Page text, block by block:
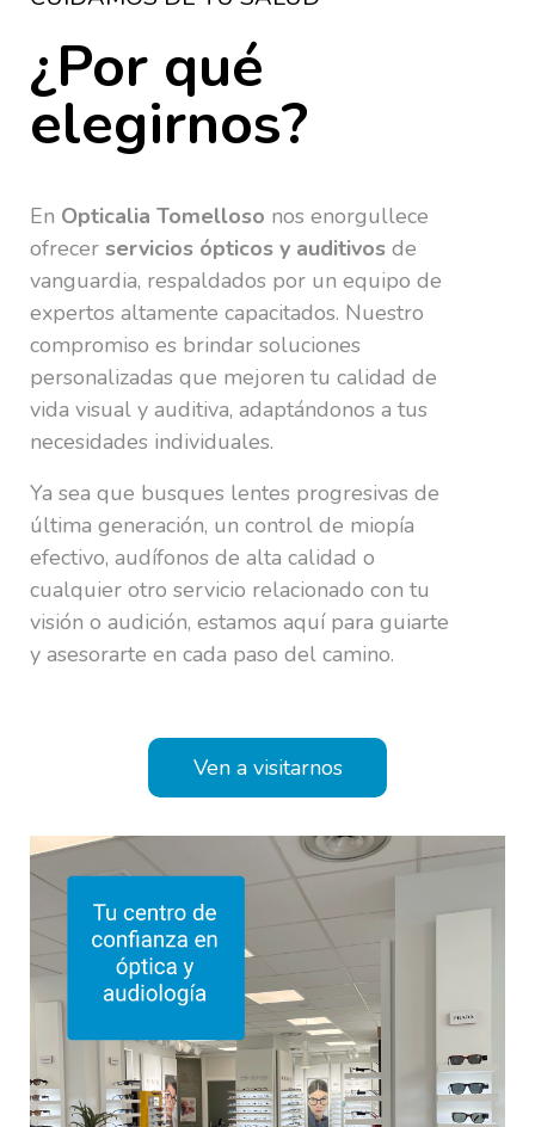
¿Por qué
elegirnos?
En Opticalia Tomelloso nos enorgullece
ofrecer servicios ópticos y auditivos de
vanguardia, respaldados por un equipo de
expertos altamente capacitados. Nuestro
compromiso es brindar soluciones
personalizadas que mejoren tu calidad de
vida visual y auditiva, adaptándonos a tus
necesidades individuales.
Ya sea que busques lentes progresivas de
última generación, un control de miopía
efectivo, audífonos de alta calidad o
cualquier otro servicio relacionado con tu
visión o audición, estamos aquí para guiarte
y asesorarte en cada paso del camino.
Ven a visitarnos